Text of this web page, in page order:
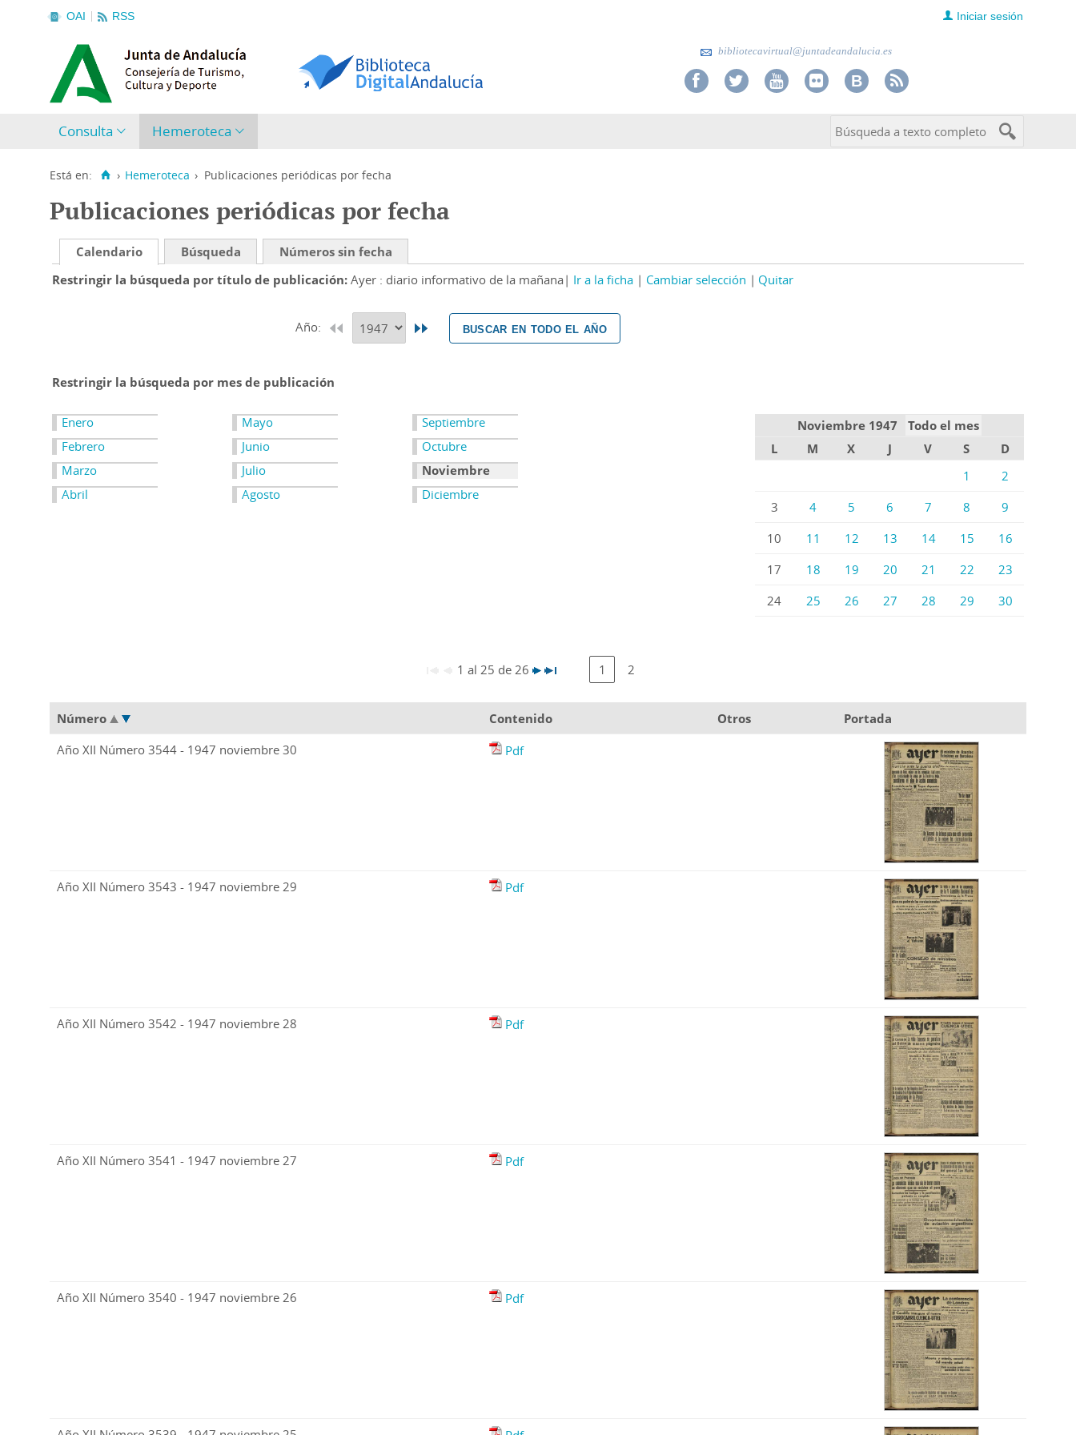
OAI RSS Iniciar sesión
bibliotecavirtual@juntadeandalucia.es
Consulta Hemeroteca
Está en: › Hemeroteca › Publicaciones periódicas por fecha
Publicaciones periódicas por fecha
Calendario Búsqueda
Números sin fecha
Restringir la búsqueda por título de publicación Ayer : diario informativo de la mañana Ir a la ficha Cambiar selección Quitar
Año: buscar en todo el año
Restringir la búsqueda por mes de publicación
Enero
Febrero
Marzo
Abril
Mayo
Junio
Julio
Agosto
Septiembre
Octubre
Noviembre
Diciembre
Noviembre 1947
Todo el mes
L
M X J V S
D
1
2
3
4 5 6 7 8
9
10
11 12 13 14 15
16
17
18 19 20 21 22
23
24
25 26 27 28 29 30
1 al 25 de 26 1 2
Número Contenido Otros
Portada
Año XII Número 3544 - 1947 noviembre 30
Pdf
Año XII Número 3543 - 1947 noviembre 29 Pdf
Año XII Número 3542 - 1947 noviembre 28 Pdf
Año XII Número 3541 - 1947 noviembre 27 Pdf
Año XII Número 3540 - 1947 noviembre 26 Pdf